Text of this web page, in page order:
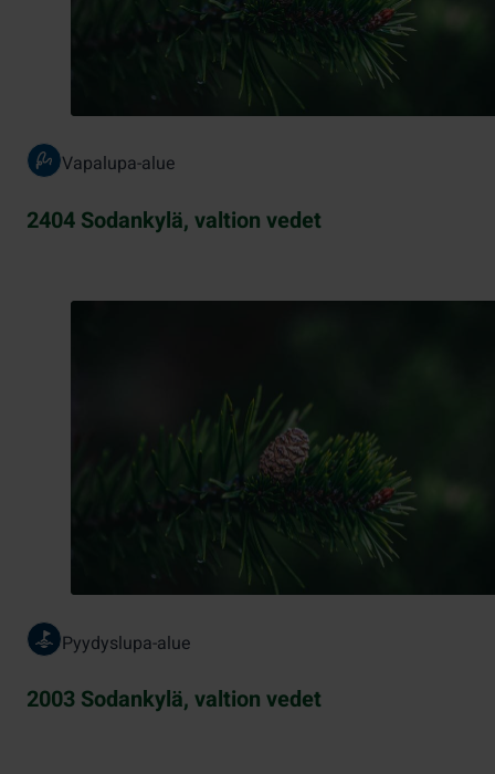
Vapalupa-alue
2404 Sodankylä, valtion vedet
Pyydyslupa-alue
2003 Sodankylä, valtion vedet